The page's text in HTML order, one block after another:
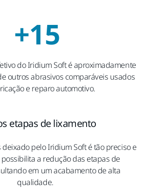
+15
do Iridium Soft é aproximadamente
outros abrasivos comparáveis usados
e reparo automotivo.
etapas de lixamento
pelo Iridium Soft é tão preciso e
a redução das etapas de
em um acabamento de alta
qualidade.